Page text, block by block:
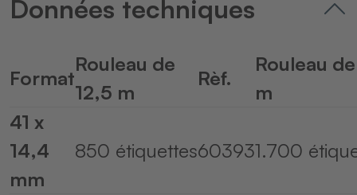
powered byUsercentrics Consent
Management Platform&eRecht24
Données techniques
Format
Rouleau de
12,5 m
Rèf.
Rouleau
m
41 x
14,4
mm
850 étiquettes603931.700